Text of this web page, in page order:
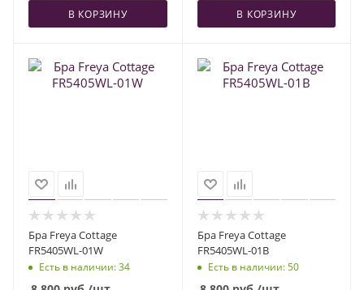
В КОРЗИНУ В КОРЗИНУ
Бра Freya Cottage
FR5405WL-01W
Есть в наличии: 34
Бра Freya Cottage
FR5405WL-01B
Есть в наличии: 50